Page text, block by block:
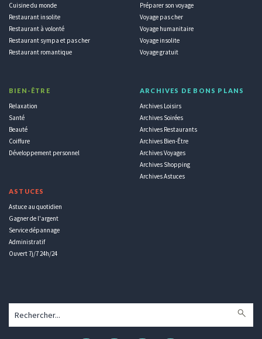
Cuisine du monde
Restaurant insolite
Restaurant à volonté
Restaurant sympa et pas cher
Restaurant romantique
BIEN-ÊTRE
Relaxation
Santé
Beauté
Coiffure
Développement personnel
ASTUCES
Astuce au quotidien
Gagner de l'argent
Service dépannage
Administratif
Ouvert 7j/7 24h/24
Préparer son voyage
Voyage pas cher
Voyage humanitaire
Voyage insolite
Voyage gratuit
ARCHIVES DE BONS PLANS
Archives Loisirs
Archives Soirées
Archives Restaurants
Archives Bien-Être
Archives Voyages
Archives Shopping
Archives Astuces